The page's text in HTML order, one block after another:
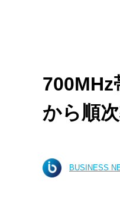
700MHz
から順
BUSINESS